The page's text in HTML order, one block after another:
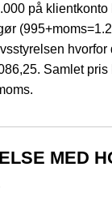
på klientkonto
hvorfor
Samlet
MED